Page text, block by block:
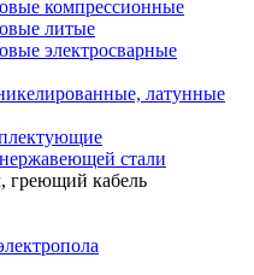
компрессионные
литые
электросварные
латунные
стали
греющий кабель